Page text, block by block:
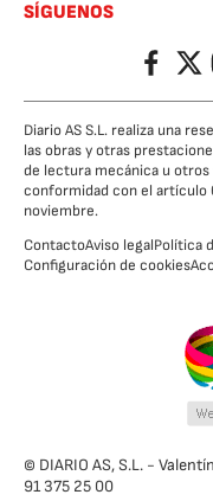
SÍGUENOS
Facebook
Diario AS S.L. realiza una
las obras y otras
de lectura mecánica u
conformidad con el artículo
noviembre.
ContactoAviso legalPolítica
Configuración de cookies
© DIARIO AS, S.L. -
91 375 25 00